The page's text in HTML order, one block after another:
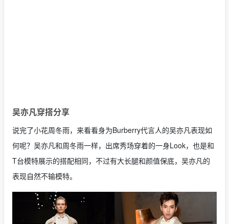
吴亦凡穿搭分享
说完了小花周冬雨，来看看身为Burberry代言人的吴亦凡表现如
何呢？吴亦凡和周冬雨一样，出席秀场穿着的一身Look，也是和
T台模特展示的搭配相同，不过有大长腿和颜值保底，吴亦凡的
表现自然不输模特。